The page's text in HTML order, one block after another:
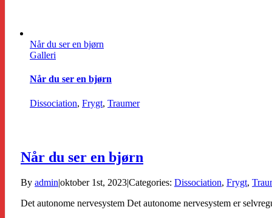
Når du ser en bjørn
Galleri
Når du ser en bjørn
Dissociation, Frygt, Traumer
Når du ser en bjørn
By adminoktober 1st, 2023Categories: Dissociation, Frygt,
Det autonome nervesystem Det autonome nervesystem er